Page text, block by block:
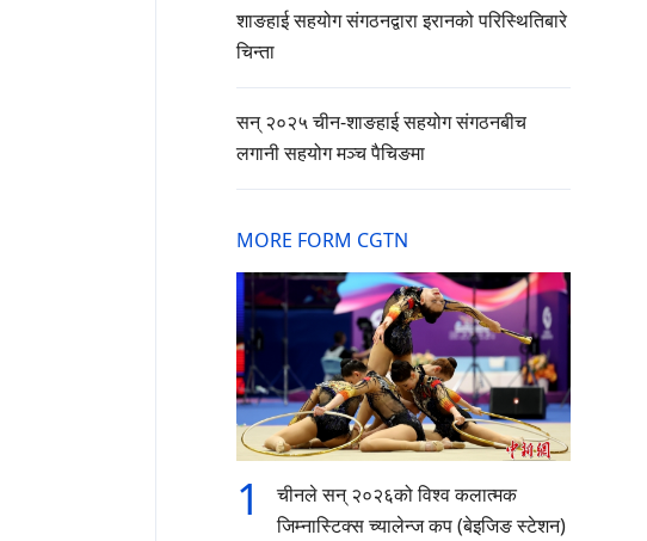
शाङहाई सहयोग संगठनद्वारा इरानको परिस्थितिबारे
चिन्ता
सन् २०२५ चीन-शाङहाई सहयोग संगठनबीच
लगानी सहयोग मञ्च पैचिङमा
MORE FORM CGTN
1
चीनले सन् २०२६को विश्व कलात्मक
जिम्नास्टिक्स च्यालेन्ज कप (बेइजिङ स्टेशन)